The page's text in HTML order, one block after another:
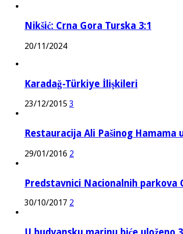
Nikšić: Crna Gora Turska 3:1
20/11/2024
Karadağ-Türkiye İlişkileri
23/12/2015 3
Restauracija Ali Pašinog Hamama
29/01/2016 2
Predstavnici Nacionalnih parkova
30/10/2017 2